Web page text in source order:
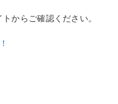
からご確認ください。